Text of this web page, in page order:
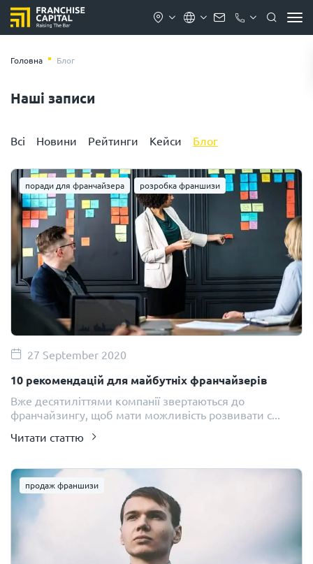
Головна Блог
Наші записи
Всі Новини Рейтинги Кейси Блог
поради для франчайзера розробка франшизи
27 September 2020
10 рекомендацій для майбутніх франчайзерів
Вже десятиліттями компанії звертаються до
франчайзингу, щоб мати можливість розвивати с...
Читати статтю
продаж франшизи